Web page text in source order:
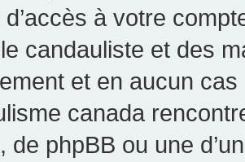
d’accès à votre
candauliste et des
et en aucun
canada
de phpBB ou une